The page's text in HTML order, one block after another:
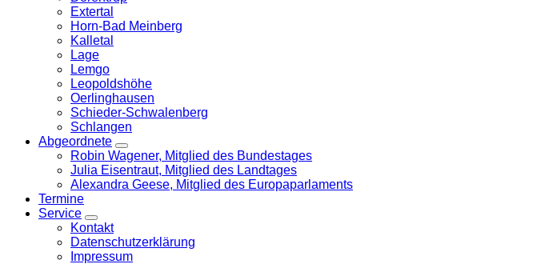
Extertal
Horn-Bad Meinberg
Kalletal
Lage
Lemgo
Leopoldshöhe
Oerlinghausen
Schieder-Schwalenberg
Schlangen
Abgeordnete
Zeige
Untermenü
Robin Wagener, Mitglied des Bundestages
Julia Eisentraut, Mitglied des Landtages
Alexandra Geese, Mitglied des Europaparlaments
Termine
Service
Zeige
Untermenü
Kontakt
Datenschutzerklärung
Impressum